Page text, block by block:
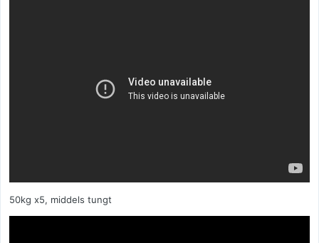
50kg x5, middels tungt